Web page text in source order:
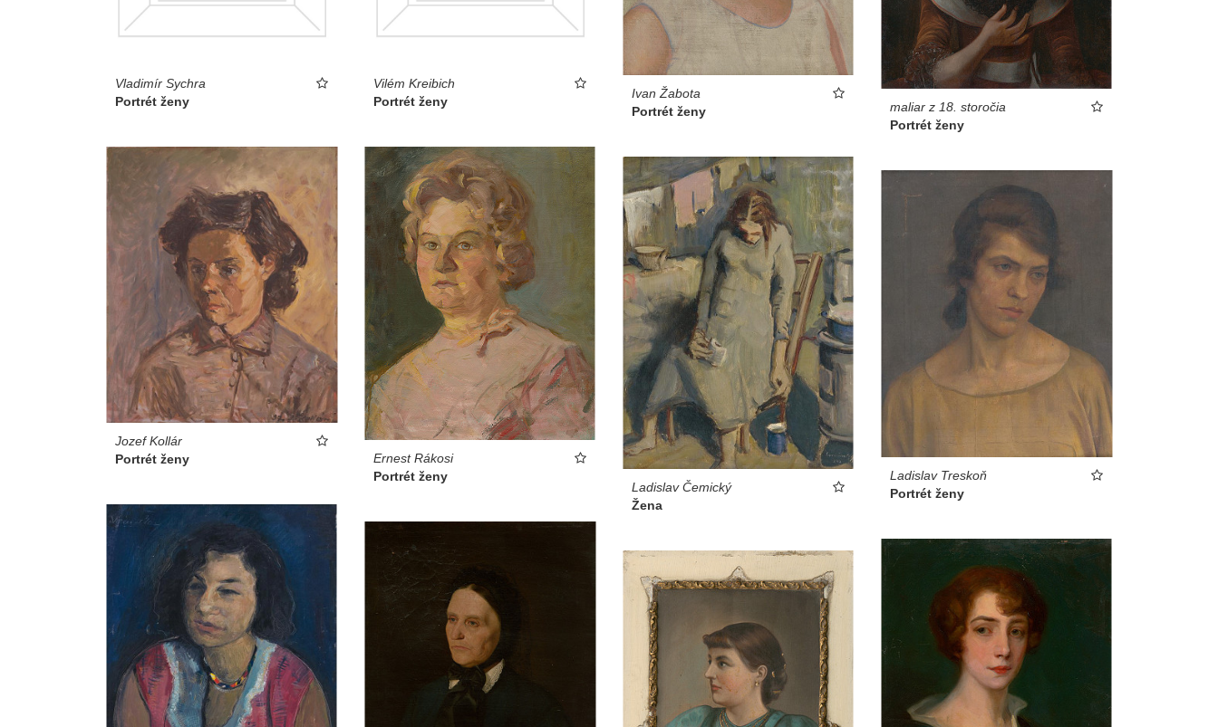
Vladimír Sychra
Portrét ženy
Vilém Kreibich
Portrét ženy
Ivan Žabota
Portrét ženy
maliar z 18. storočia
Portrét ženy
Jozef Kollár
Portrét ženy
Ernest Rákosi
Portrét ženy
Ladislav Čemický
Žena
Ladislav Treskoň
Portrét ženy